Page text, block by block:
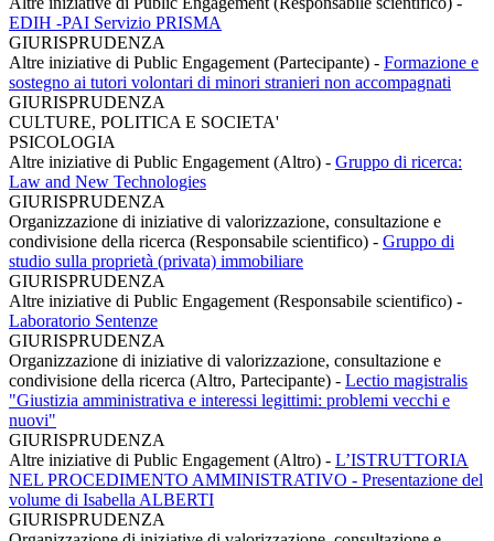
EDIH -PAI Servizio PRISMA
GIURISPRUDENZA
Altre iniziative di Public Engagement (Partecipante) - Formazione e
sostegno ai tutori volontari di minori stranieri non accompagnati
GIURISPRUDENZA
CULTURE, POLITICA E SOCIETA'
PSICOLOGIA
Altre iniziative di Public Engagement (Altro) - Gruppo di ricerca:
Law and New Technologies
GIURISPRUDENZA
Organizzazione di iniziative di valorizzazione, consultazione e
condivisione della ricerca (Responsabile scientifico) - Gruppo di
studio sulla proprietà (privata) immobiliare
GIURISPRUDENZA
Altre iniziative di Public Engagement (Responsabile scientifico) -
Laboratorio Sentenze
GIURISPRUDENZA
Organizzazione di iniziative di valorizzazione, consultazione e
condivisione della ricerca (Altro, Partecipante) - Lectio magistralis
"Giustizia amministrativa e interessi legittimi: problemi vecchi e
nuovi"
GIURISPRUDENZA
Altre iniziative di Public Engagement (Altro) - L’ISTRUTTORIA
NEL PROCEDIMENTO AMMINISTRATIVO - Presentazione del
volume di Isabella ALBERTI
GIURISPRUDENZA